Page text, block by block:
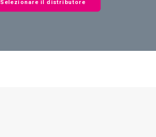
Selezionare il distributore